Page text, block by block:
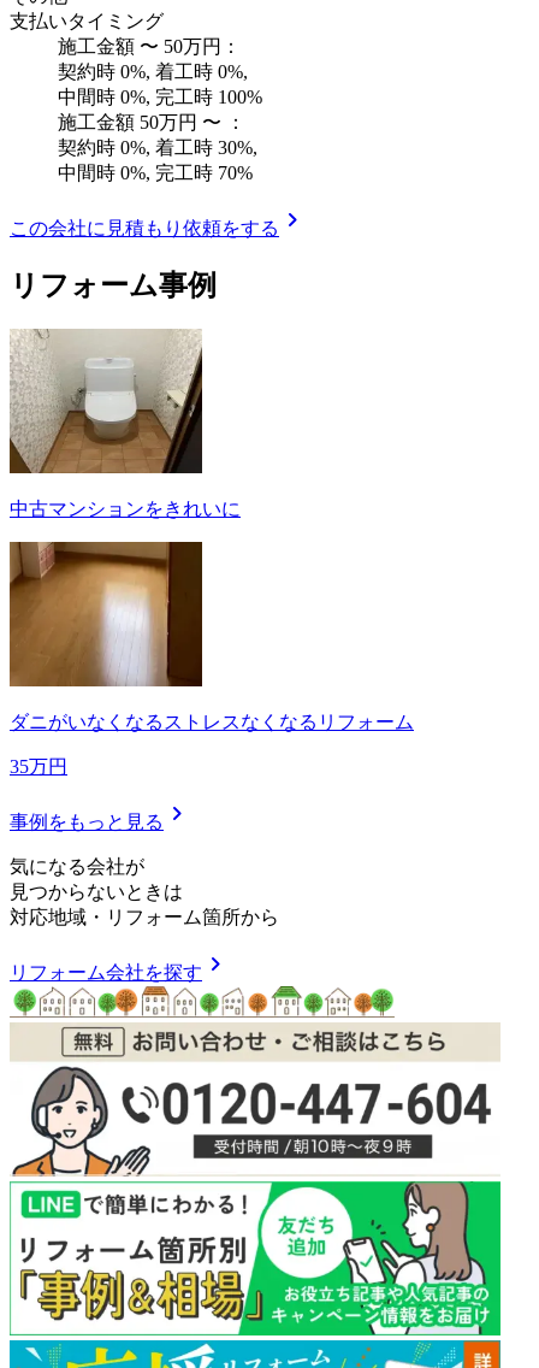
支払いタイミング
施工金額 〜 50万円 ：
契約時 0%, 着工時 0%,
中間時 0%, 完工時 100%
施工金額 50万円 〜
：
契約時 0%, 着工時 30%,
中間時 0%, 完工時 70%
この会社に見積もり依頼をする chevron_right
リフォーム事例
中古マンションをきれいに
ダニがいなくなるストレスなくなるリフォーム
35万円
事例をもっと見る chevron_right
気になる会社が
見つからないときは
対応地域 ・ リフォーム箇所から
リフォーム会社を探す chevron_right